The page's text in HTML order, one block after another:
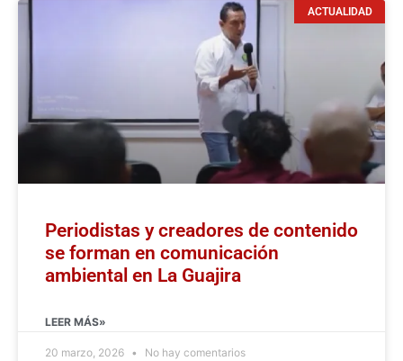
ACTUALIDAD
Periodistas y creadores de contenido
se forman en comunicación
ambiental en La Guajira
LEER MÁS»
20 marzo, 2026 No hay comentarios